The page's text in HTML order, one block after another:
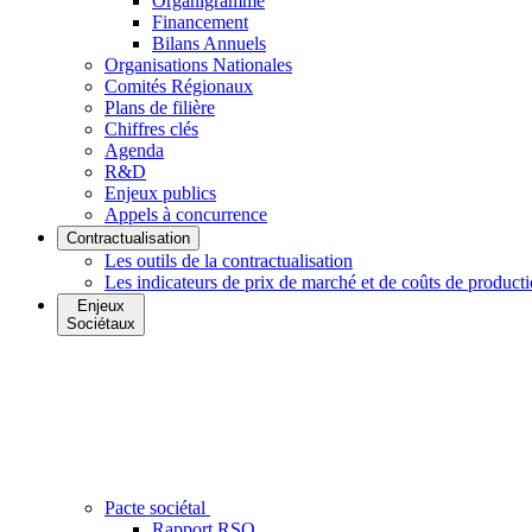
Financement
Bilans Annuels
Organisations Nationales
Comités Régionaux
Plans de filière
Chiffres clés
Agenda
R&D
Enjeux publics
Appels à concurrence
Contractualisation
Les outils de la contractualisation
Les indicateurs de prix de marché et de coûts de
Enjeux
Sociétaux
Pacte sociétal